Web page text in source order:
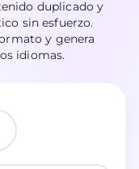
duplicado y
sin esfuerzo.
y genera
idiomas.